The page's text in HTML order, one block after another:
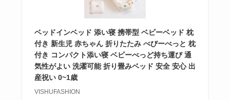
ベッドインベッド 添い寝 携帯型 ベビーベッド 枕
付き 新生児 赤ちゃん 折りたたみ べびーべっと 枕
付き コンパクト添い寝 ベビーべっど持ち運び 通
気性がよい 洗濯可能 折り畳みベッド 安全 安心 出
産祝い 0~1歳
VISHUFASHION